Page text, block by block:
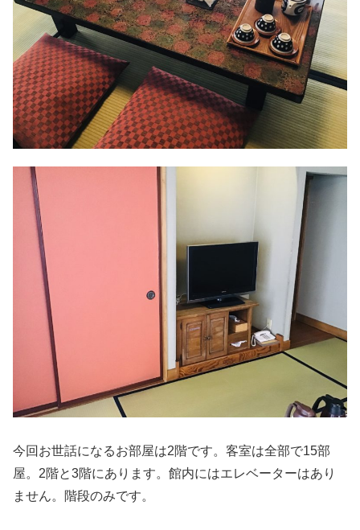
今回お世話になるお部屋は2階です。客室は全部で15部
屋。 2階と3階にあります。館内にはエレベーターはあり
ません。階段のみです。